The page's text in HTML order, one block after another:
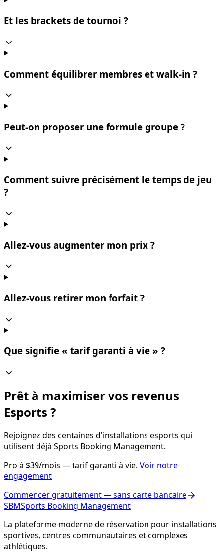
Et les brackets de tournoi ?
Comment équilibrer membres et walk-in ?
Peut-on proposer une formule groupe ?
Comment suivre précisément le temps de jeu
?
Allez-vous augmenter mon prix ?
Allez-vous retirer mon forfait ?
Que signifie « tarif garanti à vie » ?
Prêt à maximiser vos revenus
Esports ?
Rejoignez des centaines d'installations esports qui
utilisent déjà Sports Booking Management.
Pro à $39/mois — tarif garanti à vie. Voir notre
engagement
Commencer gratuitement — sans carte bancaire
SBMSports Booking Management
La plateforme moderne de réservation pour installations
sportives, centres communautaires et complexes
athlétiques.